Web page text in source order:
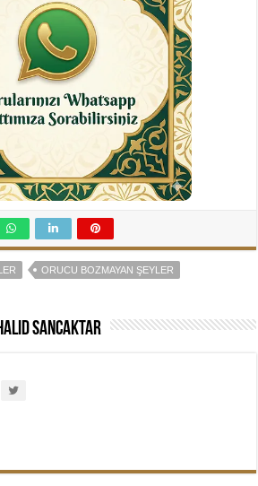
ORUCU BOZMAYAN ŞEYLER
Sancaktar